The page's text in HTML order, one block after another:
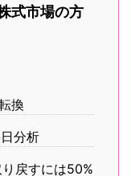
式市場の方
換
分析
戻すには50%